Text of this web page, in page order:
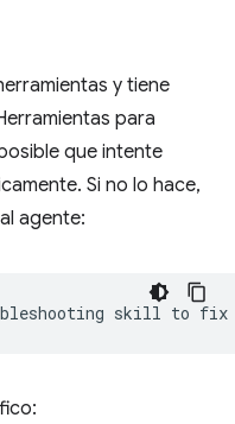
y tiene
para
que intente
Si no lo hace,
agente: